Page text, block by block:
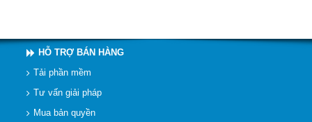
HỖ TRỢ BÁN HÀNG
Tải phần mềm
Tư vấn giải pháp
Mua bản quyền